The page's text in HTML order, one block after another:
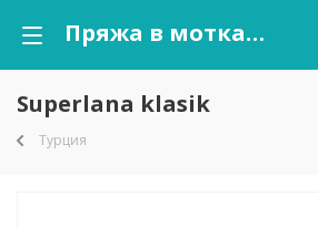
Пряжа в мотках Superlana klasik оптом от kutnor.ru
Superlana klasik
Турция